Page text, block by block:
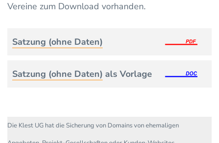
Vereine zum Download vorhanden.
Satzung (ohne Daten)
Satzung (ohne Daten) als Vorlage
Die Klest UG hat die Sicherung von Domains von ehemaligen